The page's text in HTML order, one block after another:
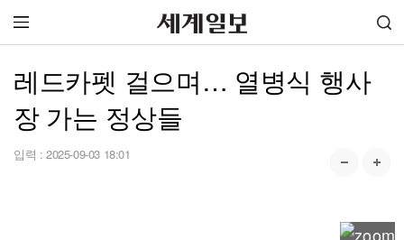
레드카펫 걸으며… 열병식 행사
장 가는 정상들
입력 : 2025-09-03 18:01